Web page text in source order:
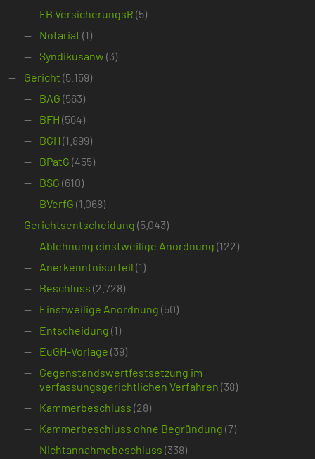
FB VersicherungsR (5)
Notariat (1)
Syndikusanw (3)
Gericht (5.159)
BAG (563)
BFH (564)
BGH (1.899)
BPatG (455)
BSG (610)
BVerfG (1.068)
Gerichtsentscheidung (5.043)
Ablehnung einstweilige Anordnung (122)
Anerkenntnisurteil (1)
Beschluss (2.728)
Einstweilige Anordnung (50)
Entscheidung (1)
EuGH-Vorlage (39)
Gegenstandswertfestsetzung im
verfassungsgerichtlichen Verfahren (38)
Kammerbeschluss (28)
Kammerbeschluss ohne Begründung (7)
Nichtannahmebeschluss (338)